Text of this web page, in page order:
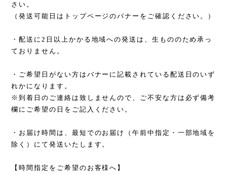
さい。
（発送可能日はトップページのバナーをご確認ください。）
・配送に2日以上かかる地域への発送は、生もののため承っ
ておりません。
・ご希望日がない方はバナーに記載されている配送日のいず
れかになります。
※到着日のご連絡は致しませんので、ご不安な方は必ず備考
欄にご希望の日をご記入ください。
・お届け時間は、最短でのお届け（午前中指定・一部地域を
除く）にて発送いたします。
【時間指定をご希望のお客様へ】